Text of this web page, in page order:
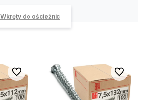
Wkręty do ościeżnic
Do ulubionych Do